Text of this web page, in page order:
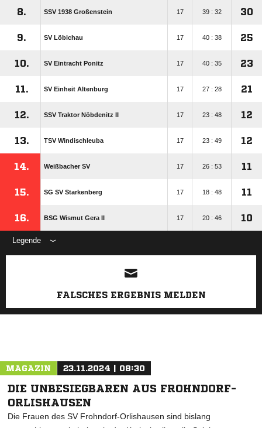
8. SSV 1938 Großenstein 17 39 : 32 30
9. SV Löbichau 17 40 : 38 25
10. SV Eintracht Ponitz 17 40 : 35 23
11. SV Einheit Altenburg 17 27 : 28 21
12. SSV Traktor Nöbdenitz II 17 23 : 48 12
13. TSV Windischleuba 17 23 : 49 12
14. Weißbacher SV 17 26 : 53 11
15. SG SV Starkenberg 17 18 : 48 11
16. BSG Wismut Gera II 17 20 : 46 10
Legende
ANZEIGE
FALSCHES ERGEBNIS MELDEN
MAGAZIN 23.11.2024 | 08:30
DIE UNBESIEGBAREN AUS FROHNDORF-
ORLISHAUSEN
Die Frauen des SV Frohndorf-Orlishausen sind bislang